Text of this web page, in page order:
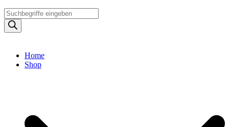
Products
search
Home
Shop